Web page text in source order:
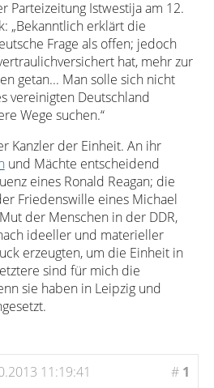
Parteizeitung Istwestija am 12.
„Bekanntlich erklärt die
Frage als offen; jedoch
hat, mehr zur
getan... Man solle sich nicht
vereinigten Deutschland
Wege suchen.“
Kanzler der Einheit. An ihr
und Mächte entscheidend
eines Ronald Reagan; die
Friedenswille eines Michael
der Menschen in der DDR,
ideeller und materieller
erzeugten, um die Einheit in
sind für mich die
sie haben in Leipzig und
11:19:41 # 1